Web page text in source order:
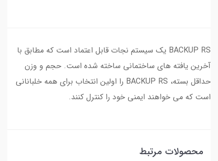
BACKUP RS یک سیستم نجات قابل اعتماد است که مطابق با
آخرین یافته های ساختمانی ساخته شده است. حجم و وزن
حداقل بسته، BACKUP RS را اولین انتخاب برای همه خلبانانی
است که می خواهند ایمنی خود را کنترل کنند.
محصولات مرتبط